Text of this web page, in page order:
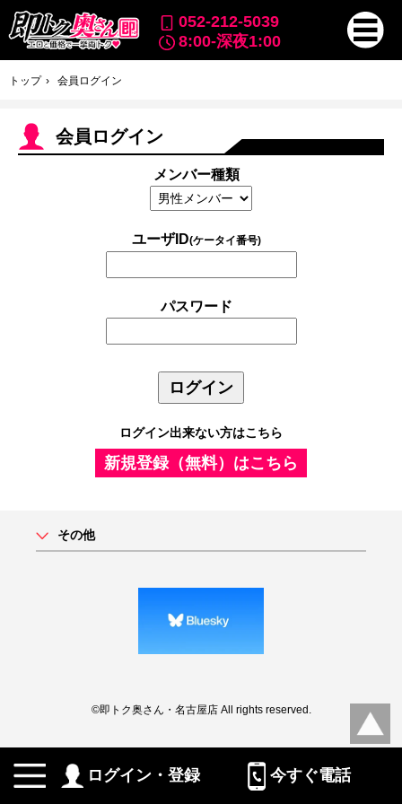
052-212-5039
8:00-深夜1:00
トップ 会員ログイン
会員ログイン
メンバー種類
ユーザID(ケータイ番号)
パスワード
ログイン出来ない方はこちら
新規登録（無料）はこちら
その他
©即トク奥さん・名古屋店 All rights reserved.
ログイン・登録 今すぐ電話